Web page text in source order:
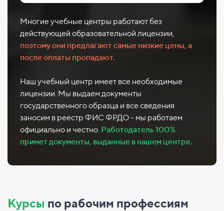
Многие учебные центры работают без
действующей образовательной лицензии,
поэтому они предлагают самые низкие цены, а
после оплаты пропадают.
Наш учебный центр имеет все необходимые
лицензии. Мы выдаем документы
государственного образца и все сведения
заносим в реестр ФИС ФРДО - мы работаем
официально и честно. Работодатель 100%
примет документы, выданные в нашем центре.
Курсы по рабочим профессиям